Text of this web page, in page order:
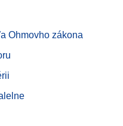
Ohmovho zákona